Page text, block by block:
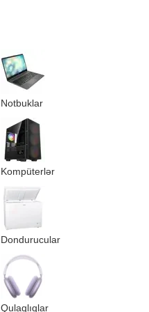
Notbuklar
Kompüterlər
Dondurucular
Qulaqlıqlar